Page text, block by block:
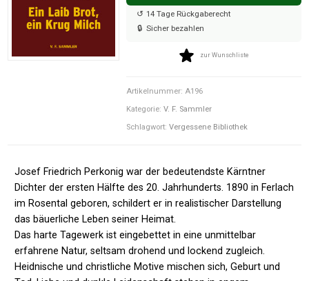
↺ 14 Tage Rückgaberecht
🔒 Sicher bezahlen
zur Wunschliste
Artikelnummer: A196
Kategorie: V. F. Sammler
Schlagwort: Vergessene Bibliothek
Josef Friedrich Perkonig war der bedeutendste Kärntner
Dichter der ersten Hälfte des 20. Jahrhunderts. 1890 in Ferlach
im Rosental geboren, schildert er in realistischer Darstellung
das bäuerliche Leben seiner Heimat.
Das harte Tagewerk ist eingebettet in eine unmittelbar
erfahrene Natur, seltsam drohend und lockend zugleich.
Heidnische und christliche Motive mischen sich, Geburt und